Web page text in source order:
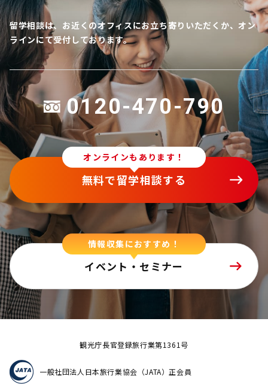
留学相談は、お近くのオフィスにお立ち寄りいただくか、オン
ラインにて受付しております。
0120-470-790
オンラインもあります！
無料で留学相談する
情報収集におすすめ！
イベント・セミナー
観光庁長官登録旅行業第1361号
一般社団法人日本旅行業協会（JATA）正会員